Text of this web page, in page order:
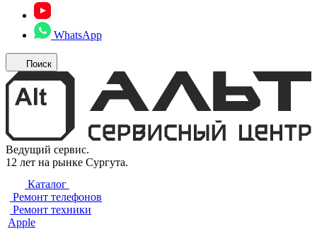
WhatsApp
Поиск
Ведущий сервис.
12 лет на рынке Сургута.
Каталог
Ремонт телефонов
Ремонт техники
Apple